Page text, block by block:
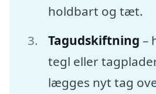
holdbart og tæt.
Tagudskiftning –
tegl eller
lægges nyt tag